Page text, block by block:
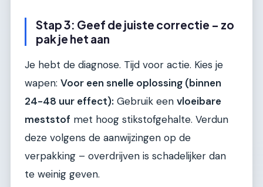
Stap 3: Geef de juiste correctie – zo
pak je het aan
Je hebt de diagnose. Tijd voor actie. Kies je
wapen: Voor een snelle oplossing (binnen
24-48 uur effect): Gebruik een vloeibare
meststof met hoog stikstofgehalte. Verdun
deze volgens de aanwijzingen op de
verpakking – overdrijven is schadelijker dan
te weinig geven.